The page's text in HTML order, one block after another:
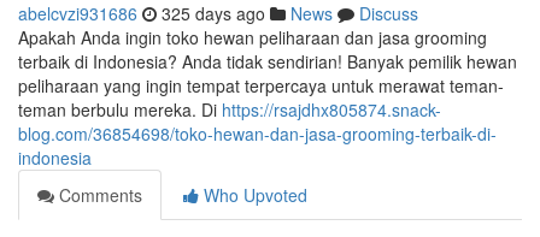
abelcvzi931686 325 days ago News
Discuss
Apakah Anda ingin toko hewan peliharaan dan jasa grooming
terbaik di Indonesia? Anda tidak sendirian! Banyak pemilik hewan
peliharaan yang ingin tempat terpercaya untuk merawat teman-
teman berbulu mereka. Di https://rsajdhx805874.snack-
blog.com/36854698/toko-hewan-dan-jasa-grooming-terbaik-di-
indonesia
Comments
Who Upvoted